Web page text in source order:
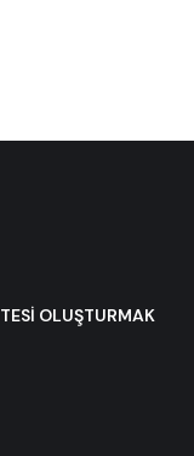
OLUŞTURMAK